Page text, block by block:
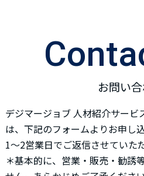
お問い
デジマージョブ 人材紹介サービ
は、下記のフォームよりお申し
1～2営業日でご返信させていた
＊基本的に、営業・販売・勧誘